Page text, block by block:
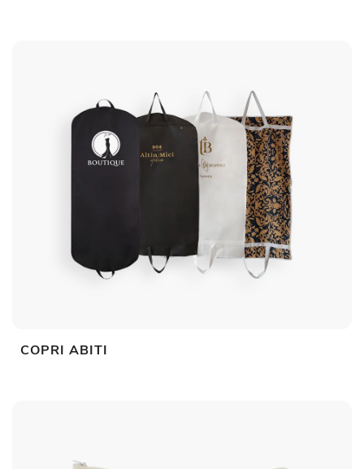
COPRI ABITI